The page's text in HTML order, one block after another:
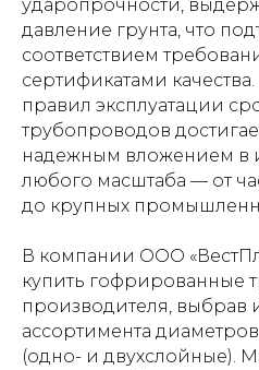
ударопрочности,
давление грунта, что
соответствием
сертификатами
правил эксплуатации
трубопроводов
надежным вложением в
любого масштаба — от
до крупных
В компании ООО
купить гофрированные
производителя, выбрав
ассортимента
(одно- и двухслойные).